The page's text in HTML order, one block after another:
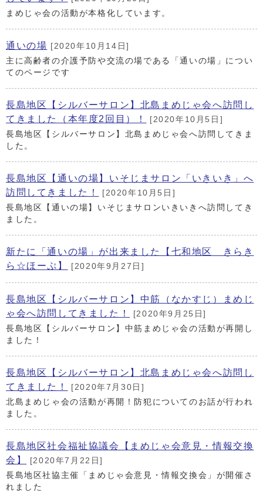
まめじゃ会の活動が本格化しています。
通いの場 [2020年10月14日]
主に高齢者の介護予防や交流の場である「通いの場」につい
てのページです
長島地区【シルバーサロン】北島まめじゃ会へ訪問し
てきました（本年度2回目）！
[2020年10月5日]
長島地区【シルバーサロン】北島まめじゃ会へ訪問してきま
した。
長島地区【通いの場】いそじまサロン「いきいき」へ
訪問してきました！
[2020年10月5日]
長島地区【通いの場】いそじまサロンいきいきへ訪問してき
ました。
新たに「通いの場」が出来ました【七和地区 きらき
ら☆ほーぷ】
[2020年9月27日]
長島地区【シルバーサロン】中筋（なかすじ）まめじ
ゃ会へ訪問してきました！
[2020年9月25日]
長島地区【シルバーサロン】中筋まめじゃ会の活動が再開し
ました！
長島地区【シルバーサロン】北島まめじゃ会へ訪問し
てきました！
[2020年7月30日]
北島まめじゃ会の活動が再開！防犯についてのお話が行われ
ました。
長島地区社会福祉協議会【まめじゃ会意見・情報交換
会】
[2020年7月22日]
長島地区社協主催「まめじゃ会意見・情報交換会」が開催さ
れました